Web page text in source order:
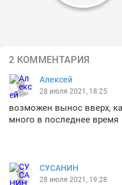
2 КОММЕНТАРИЯ
Алексей
28 июля 2021, 18:25
возможен вынос вверх,
много в последнее время
СУСАНИН
28 июля 2021, 19:28